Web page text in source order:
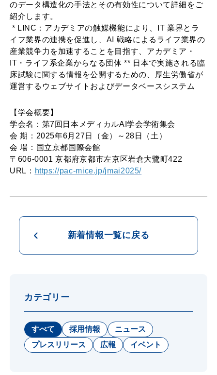
のデータ構造化の手法とその有効性について詳細をご
紹介します。
* LINC：アカデミアの触媒機能により、IT 業界とラ
イフ業界の連携を促進し、AI 戦略によるライフ業界の
産業競争力を加速することを目指す、アカデミア・
IT・ライフ系企業からなる団体 ** 日本で実施される臨
床試験に関する情報を公開するための、厚生労働省が
運営するウェブサイトおよびデータベースシステム
【学会概要】
学会名：第7回日本メディカルAI学会学術集会
会 期：2025年6月27日（金）～28日（土）
会 場：国立京都国際会館
〒606-0001 京都府京都市左京区岩倉大鷺町422
URL： https://pac-mice.jp/jmai2025/
新着情報一覧に戻る
カテゴリー
すべて 採用情報
ニュース
プレスリリース
広報 イベント